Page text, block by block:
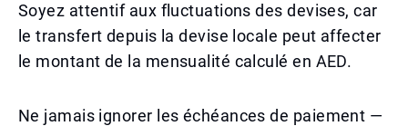
Soyez attentif aux fluctuations des devises, car
le transfert depuis la devise locale peut affecter
le montant de la mensualité calculé en AED.
Ne jamais ignorer les échéances de paiement —